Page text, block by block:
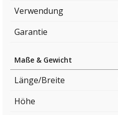
Verwendung
Garantie
Maße & Gewicht
Länge/Breite
Höhe